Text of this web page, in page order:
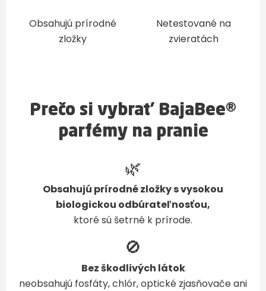
Obsahujú prírodné
zložky
Netestované na
zvieratách
Prečo si vybrať BajaBee®
parfémy na pranie
🌿
Obsahujú prírodné zložky s vysokou
biologickou odbúrateľnosťou,
ktoré sú šetrné k prírode.
🚫
Bez škodlivých látok
neobsahujú fosfáty, chlór, optické zjasňovače ani